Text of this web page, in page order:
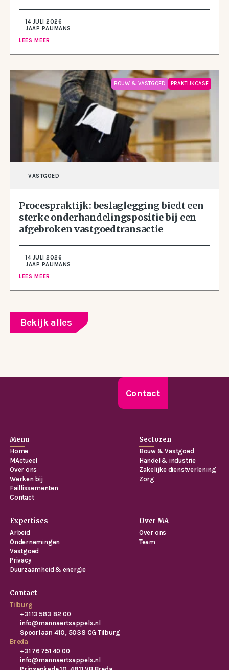
14 JULI 2026
JAAP PAIJMANS
LEES MEER
BOUW & VASTGOED PRAKTIJKCASE
VASTGOED
Procespraktijk: beslaglegging biedt een
sterke onderhandelingspositie bij een
afgebroken vastgoedtransactie
14 JULI 2026
JAAP PAIJMANS
LEES MEER
Bekijk alles
Contact
Menu
Home
MActueel
Over ons
Werken bij
Faillissementen
Contact
Sectoren
Bouw & Vastgoed
Handel & industrie
Zakelijke dienstverlening
Zorg
Expertises
Arbeid
Ondernemingen
Vastgoed
Privacy
Duurzaamheid & energie
Over MA
Over ons
Team
Contact
Tilburg
+31 13 583 82 00
info@mannaertsappels.nl
Spoorlaan 410, 5038 CG Tilburg
Breda
+31 76 751 40 00
info@mannaertsappels.nl